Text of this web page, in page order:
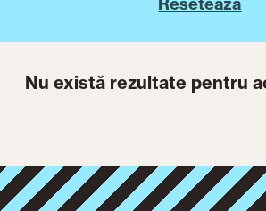
Nu există rezultate pentru